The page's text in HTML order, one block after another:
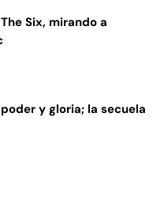
Six, mirando a
y gloria; la secuela